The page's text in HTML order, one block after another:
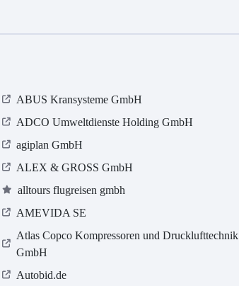
ABUS Kransysteme GmbH
ADCO Umweltdienste Holding GmbH
agiplan GmbH
ALEX & GROSS GmbH
alltours flugreisen gmbh
AMEVIDA SE
Atlas Copco Kompressoren und Drucklufttechnik
GmbH
Autobid.de